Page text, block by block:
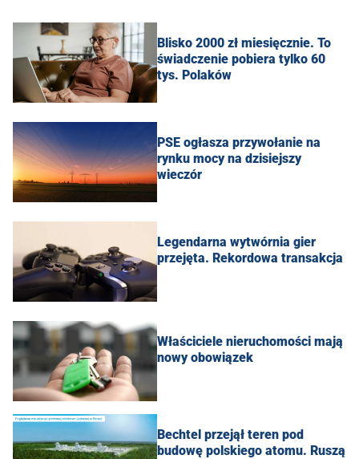
Blisko 2000 zł miesięcznie. To
świadczenie pobiera tylko 60
tys. Polaków
PSE ogłasza przywołanie na
rynku mocy na dzisiejszy
wieczór
Legendarna wytwórnia gier
przejęta. Rekordowa transakcja
Właściciele nieruchomości mają
nowy obowiązek
Bechtel przejął teren pod
budowę polskiego atomu. Ruszą